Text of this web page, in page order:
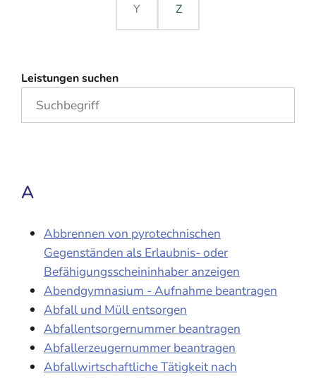
Y Z
Leistungen suchen
A
Abbrennen von pyrotechnischen
Gegenständen als Erlaubnis- oder
Befähigungsscheininhaber anzeigen
Abendgymnasium - Aufnahme beantragen
Abfall und Müll entsorgen
Abfallentsorgernummer beantragen
Abfallerzeugernummer beantragen
Abfallwirtschaftliche Tätigkeit nach